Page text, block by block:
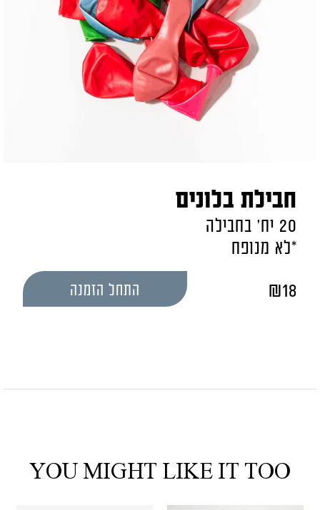
חבילת בלונים
20 יח' בחבילה
*לא מנופח
18
₪ התחל הזמנה
YOU MIGHT LIKE IT TOO